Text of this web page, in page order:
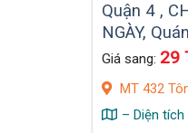
Quận 4 ,
NGÀY,
Đẹp Giá
Giá sang: 29
MT 432
– Diện